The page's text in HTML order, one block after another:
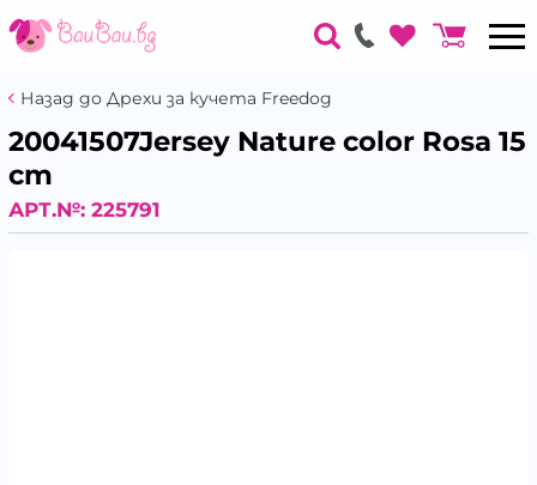
Назад до Дрехи за кучета Freedog
20041507Jersey Nature color Rosa 15
cm
АРТ.№: 225791